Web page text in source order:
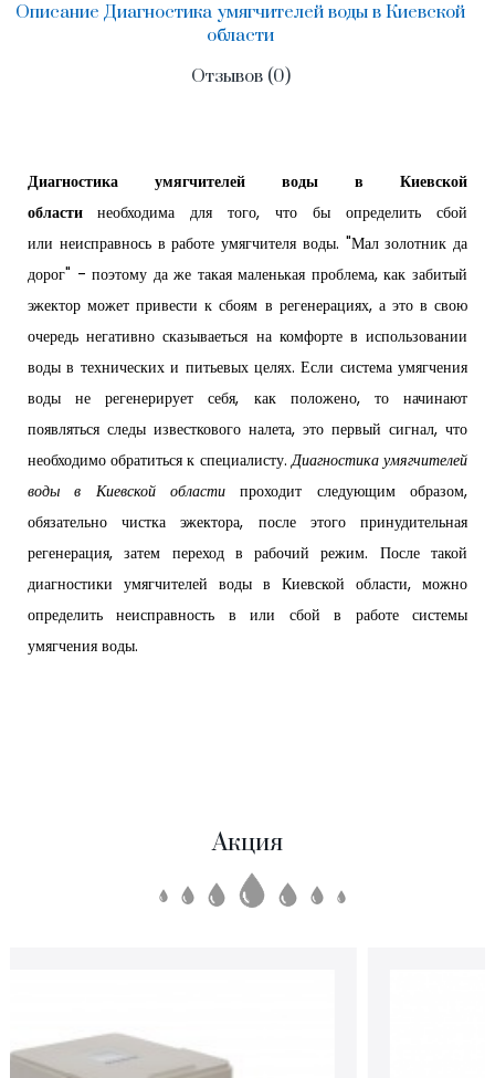
Описание Диагностика умягчителей воды в Киевской
области
Отзывов (0)
Диагностика умягчителей воды в Киевской
области необходима для того, что бы определить сбой
или неисправнось в работе умягчителя воды. "Мал золотник да
дорог" - поэтому да же такая маленькая проблема, как забитый
эжектор может привести к сбоям в регенерациях, а это в свою
очередь негативно сказываеться на комфорте в использовании
воды в технических и питьевых целях. Если система умягчения
воды не регенерирует себя, как положено, то начинают
появляться следы известкового налета, это первый сигнал, что
необходимо обратиться к специалисту.Диагностика умягчителей
воды в Киевской областипроходит следующим образом,
обязательно чистка эжектора, после этого принудительная
регенерация, затем переход в рабочий режим. После такой
диагностики умягчителей воды в Киевской области, можно
определить неисправность в или сбой в работе системы
умягчения воды.
Акция